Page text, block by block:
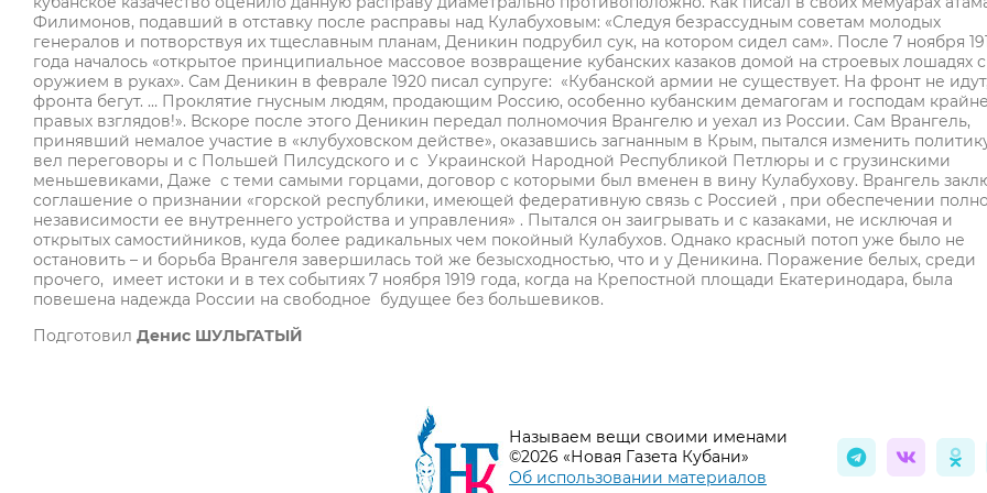
Филимонов, подавший в отставку после расправы над Кулабуховым: «Следуя безрассудным советам молодых
генералов и потворствуя их тщеславным планам, Деникин подрубил сук, на котором сидел сам». После 7 ноября
года началось «открытое принципиальное массовое возвращение кубанских казаков домой на строевых лошадях с
оружием в руках». Сам Деникин в феврале 1920 писал супруге: «Кубанской армии не существует. На фронт не
фронта бегут. … Проклятие гнусным людям, продающим Россию, особенно кубанским демагогам и господам крайне
правых взглядов!». Вскоре после этого Деникин передал полномочия Врангелю и уехал из России. Сам Врангель,
принявший немалое участие в «клубуховском действе», оказавшись загнанным в Крым, пытался изменить
вел переговоры и с Польшей Пилсудского и с Украинской Народной Республикой Петлюры и с грузинскими
меньшевиками, Даже с теми самыми горцами, договор с которыми был вменен в вину Кулабухову. Врангель
соглашение о признании «горской республики, имеющей федеративную связь с Россией , при обеспечении
независимости ее внутреннего устройства и управления» . Пытался он заигрывать и с казаками, не исключая и
открытых самостийников, куда более радикальных чем покойный Кулабухов. Однако красный потоп уже было не
остановить – и борьба Врангеля завершилась той же безысходностью, что и у Деникина. Поражение белых, среди
прочего, имеет истоки и в тех событиях 7 ноября 1919 года, когда на Крепостной площади Екатеринодара, была
повешена надежда России на свободное будущее без большевиков.
Подготовил Денис ШУЛЬГАТЫЙ
Называем вещи своими именами
©2026 «Новая Газета Кубани»
Об использовании материалов